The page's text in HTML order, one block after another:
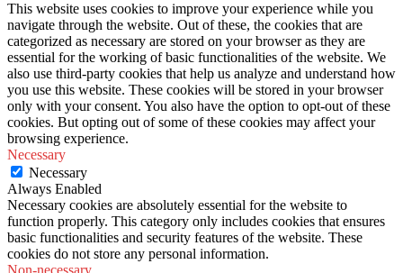
This website uses cookies to improve your experience while you
navigate through the website. Out of these, the cookies that are
categorized as necessary are stored on your browser as they are
essential for the working of basic functionalities of the website. We
also use third-party cookies that help us analyze and understand how
you use this website. These cookies will be stored in your browser
only with your consent. You also have the option to opt-out of these
cookies. But opting out of some of these cookies may affect your
browsing experience.
Necessary
Necessary
Always Enabled
Necessary cookies are absolutely essential for the website to
function properly. This category only includes cookies that ensures
basic functionalities and security features of the website. These
cookies do not store any personal information.
Non-necessary